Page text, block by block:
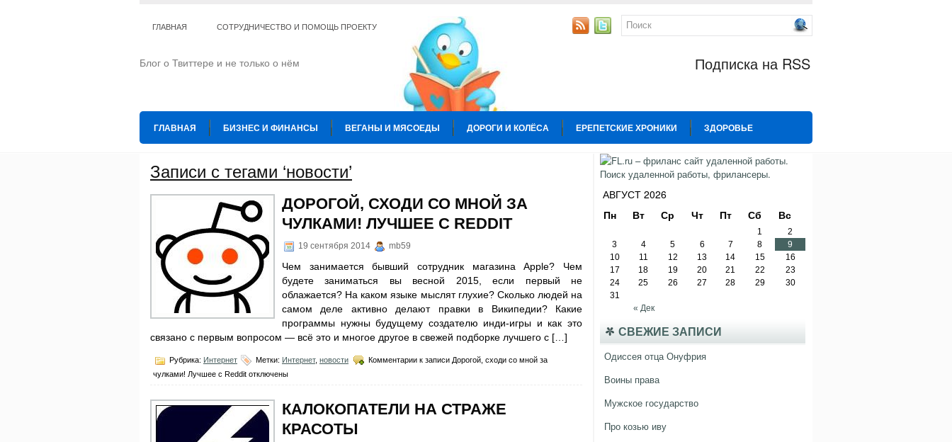
ГЛАВНАЯ СОТРУДНИЧЕСТВО И ПОМОЩЬ ПРОЕКТУ
Блог о Твиттере и не только о нём Подписка на RSS
ГЛАВНАЯ БИЗНЕС И ФИНАНСЫ ВЕГАНЫ И МЯСОЕДЫ ДОРОГИ И КОЛЁСА ЕРЕПЕТСКИЕ ХРОНИКИ ЗДОРОВЬЕ
ОТНОШЕНИЯ СПОРТ ТВИТТЕР
ТЕ КОГО ПРИРУЧИЛИ ШАХМАТЫ
Записи с тегами ‘новости’
ДОРОГОЙ, СХОДИ СО МНОЙ ЗА
ЧУЛКАМИ! ЛУЧШЕЕ С REDDIT
19 сентября 2014 mb59
Чем занимается бывший сотрудник магазина Apple? Чем
будете заниматься вы весной 2015, если первый не
облажается? На каком языке мыслят глухие? Сколько людей на
самом деле активно делают правки в Википедии? Какие
программы нужны будущему создателю инди-игры и как это
связано с первым вопросом — всё это и многое другое в свежей подборке лучшего с […]
Рубрика: Интернет Метки: Интернет, новости Комментарии к записи Дорогой, сходи со мной за
чулками! Лучшее с Reddit отключены
КАЛОКОПАТЕЛИ НА СТРАЖЕ
КРАСОТЫ
АВГУСТ 2026
Пн
Вт Ср Чт Пт Сб Вс
« Дек
1
2
3
4 5 6 7 8
9
10
11 12 13 14 15
16
17
18 19 20 21 22
23
24
25 26 27 28 29
30
31
СВЕЖИЕ ЗАПИСИ
Одиссея отца Онуфрия
Воины права
Мужское государство
Про козью иву